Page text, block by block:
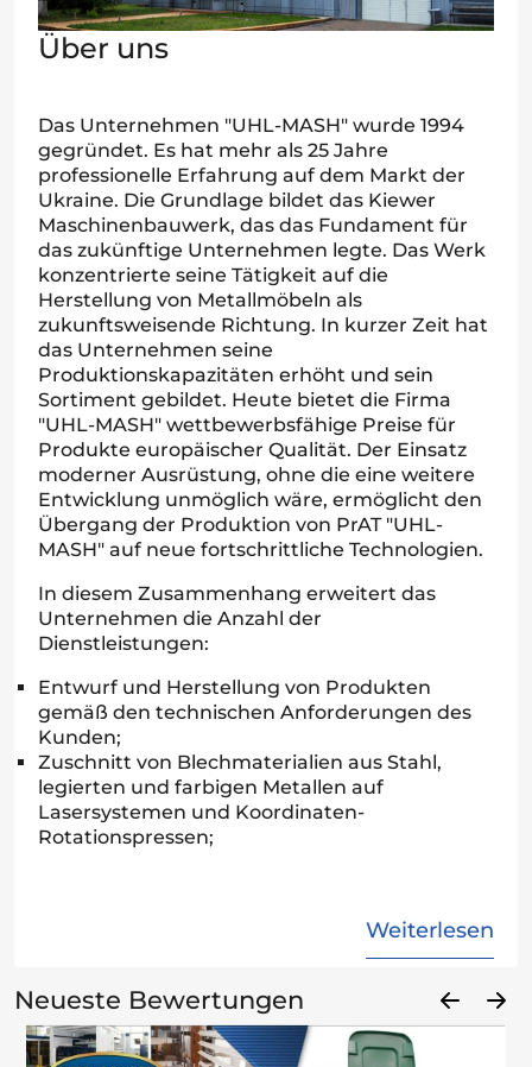
Über uns
Das Unternehmen "UHL-MASH" wurde 1994
gegründet. Es hat mehr als 25 Jahre
professionelle Erfahrung auf dem Markt der
Ukraine. Die Grundlage bildet das Kiewer
Maschinenbauwerk, das das Fundament für
das zukünftige Unternehmen legte. Das Werk
konzentrierte seine Tätigkeit auf die
Herstellung von Metallmöbeln als
zukunftsweisende Richtung. In kurzer Zeit hat
das Unternehmen seine
Produktionskapazitäten erhöht und sein
Sortiment gebildet. Heute bietet die Firma
"UHL-MASH" wettbewerbsfähige Preise für
Produkte europäischer Qualität. Der Einsatz
moderner Ausrüstung, ohne die eine weitere
Entwicklung unmöglich wäre, ermöglicht den
Übergang der Produktion von PrAT "UHL-
MASH" auf neue fortschrittliche Technologien.
In diesem Zusammenhang erweitert das
Unternehmen die Anzahl der
Dienstleistungen:
Entwurf und Herstellung von Produkten
gemäß den technischen Anforderungen des
Kunden;
Zuschnitt von Blechmaterialien aus Stahl,
legierten und farbigen Metallen auf
Lasersystemen und Koordinaten-
Rotationspressen;
Weiterlesen
Neueste Bewertungen